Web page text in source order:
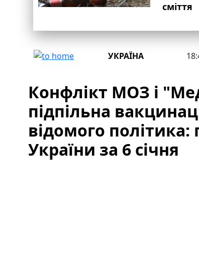
сміття
УКРАЇНА
Конфлікт МОЗ і
підпільна
відомого політика:
України за 6 січня